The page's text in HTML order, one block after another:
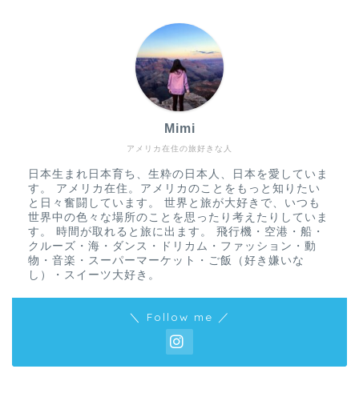
アメリカ在住の旅好きな人
Mimi
日本生まれ日本育ち、生粋の日本人、日本を愛していま
す。 アメリカ在住。アメリカのことをもっと知りたい
と日々奮闘しています。 世界と旅が大好きで、いつも
世界中の色々な場所のことを思ったり考えたりしていま
す。 時間が取れると旅に出ます。 飛行機・空港・船・
クルーズ・海・ダンス・ドリカム・ファッション・動
物・音楽・スーパーマーケット・ご飯（好き嫌いな
し）・スイーツ大好き。
＼ Follow me ／